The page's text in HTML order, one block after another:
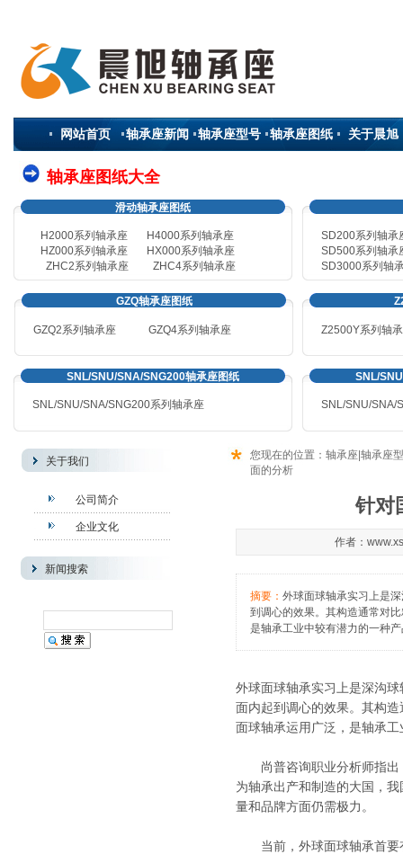
网站首页 轴承座新闻 轴承座型号 轴承座图纸 关于晨旭
滑动轴承座图纸
H2000系列轴承座
H4000系列轴承座
HZ000系列轴承座
HX000系列轴承座
ZHC2系列轴承座
ZHC4系列轴承座
SD200系列轴承
SD500系列轴承
SD3000系列轴
GZQ轴承座图纸
GZQ2系列轴承座 GZQ4系列轴承座 Z2500Y系列轴
SNL/SNU/SNA/SNG200轴承座图纸
SNL/SNU/SNA/SNG200系列轴承座
SNL/
SNL/SNU/SNA/
轴承座图纸大全
关于我们
公司简介
企业文化
新闻搜索
您现在的位置： 轴承座|轴承座
面的分析
针对
作者：
摘要： 外球面球轴承实习上是
到调心的效果。其构造通常对
是轴承工业中较有潜力的一种
外球面球轴承实习上是深沟
面内起到调心的效果。其构
面球轴承运用广泛，是轴承
尚普咨询职业分析师指出
为轴承出产和制造的大国，
量和品牌方面仍需极力。
当前，外球面球轴承首要